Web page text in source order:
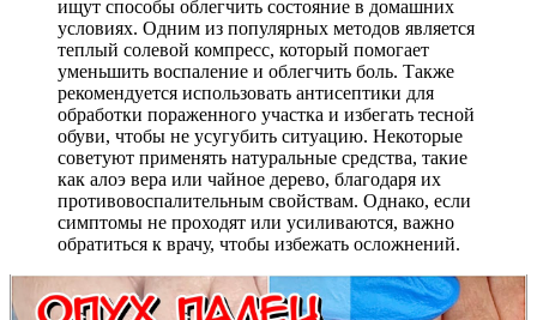
ищут способы облегчить состояние в домашних
условиях. Одним из популярных методов является
теплый солевой компресс, который помогает
уменьшить воспаление и облегчить боль. Также
рекомендуется использовать антисептики для
обработки пораженного участка и избегать тесной
обуви, чтобы не усугубить ситуацию. Некоторые
советуют применять натуральные средства, такие
как алоэ вера или чайное дерево, благодаря их
противовоспалительным свойствам. Однако, если
симптомы не проходят или усиливаются, важно
обратиться к врачу, чтобы избежать осложнений.